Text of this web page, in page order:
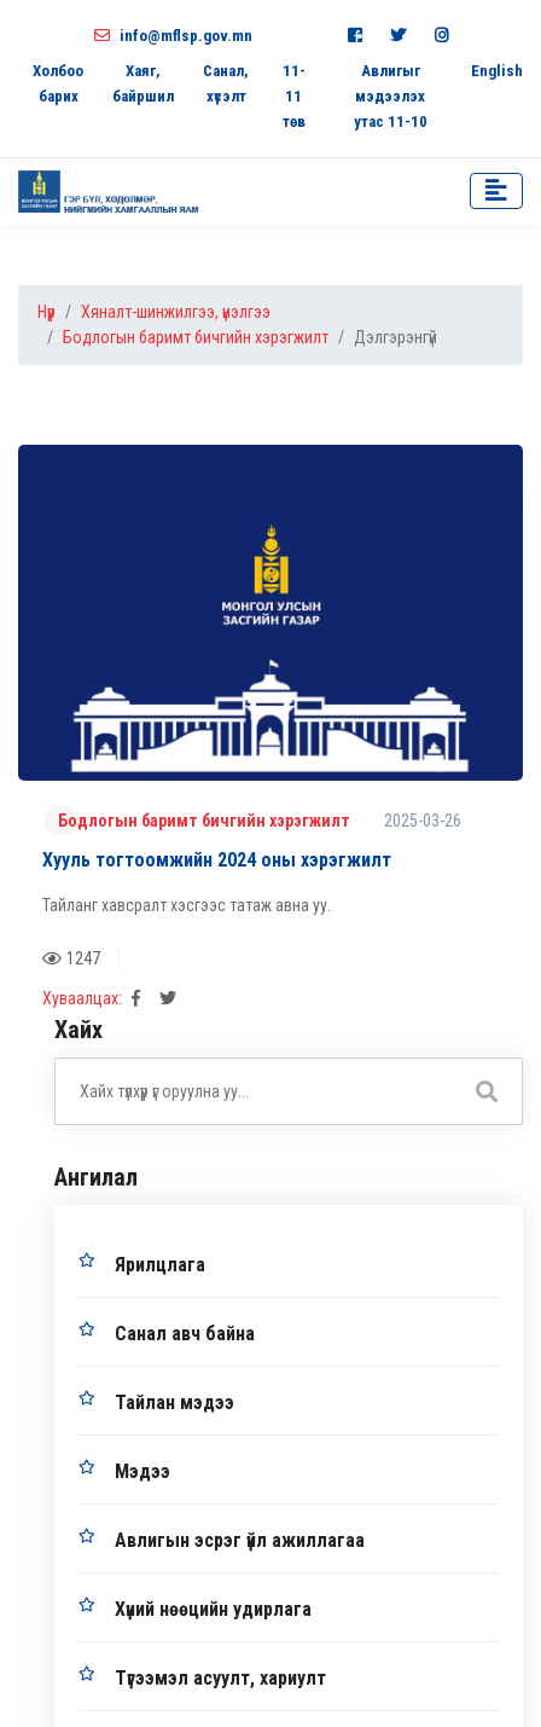
info@mflsp.gov.mn
Холбоо
барих
Хаяг,
байршил
Санал,
хүсэлт
11-
11
төв
Авлигыг
мэдээлэх
утас 11-10
English
Нүүр
Хяналт-шинжилгээ, үнэлгээ
Бодлогын баримт бичгийн хэрэгжилт
Дэлгэрэнгүй
Бодлогын баримт бичгийн хэрэгжилт 2025-03-26
Хууль тогтоомжийн 2024 оны хэрэгжилт
Тайланг хавсралт хэсгээс татаж авна уу.
1247
Хуваалцах:
Хайх
Ангилал
Ярилцлага
Санал авч байна
Тайлан мэдээ
Мэдээ
Авлигын эсрэг үйл ажиллагаа
Хүний нөөцийн удирлага
Түгээмэл асуулт, хариулт